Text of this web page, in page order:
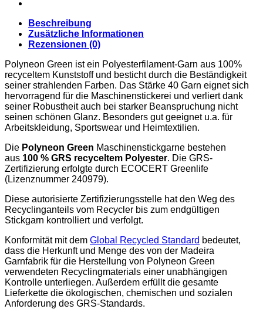
Beschreibung
Zusätzliche Informationen
Rezensionen (0)
Polyneon Green ist ein Polyesterfilament-Garn aus 100%
recyceltem Kunststoff und besticht durch die Beständigkeit
seiner strahlenden Farben. Das Stärke 40 Garn eignet sich
hervorragend für die Maschinenstickerei und verliert dank
seiner Robustheit auch bei starker Beanspruchung nicht
seinen schönen Glanz. Besonders gut geeignet u.a. für
Arbeitskleidung, Sportswear und Heimtextilien.
Die Polyneon Green Maschinenstickgarne bestehen
aus 100 % GRS recyceltem Polyester. Die GRS-
Zertifizierung erfolgte durch ECOCERT Greenlife
(Lizenznummer 240979).
Diese autorisierte Zertifizierungsstelle hat den Weg des
Recyclinganteils vom Recycler bis zum endgültigen
Stickgarn kontrolliert und verfolgt.
Konformität mit dem Global Recycled Standard bedeutet,
dass die Herkunft und Menge des von der Madeira
Garnfabrik für die Herstellung von Polyneon Green
verwendeten Recyclingmaterials einer unabhängigen
Kontrolle unterliegen. Außerdem erfüllt die gesamte
Lieferkette die ökologischen, chemischen und sozialen
Anforderung des GRS-Standards.